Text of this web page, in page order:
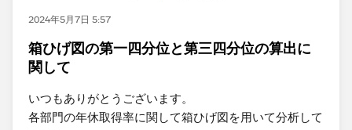
2024年5月7日 5:57
箱ひげ図の第一四分位と第三四分位の算出に
関して
いつもありがとうございます。
各部門の年休取得率に関して箱ひげ図を用いて分析して